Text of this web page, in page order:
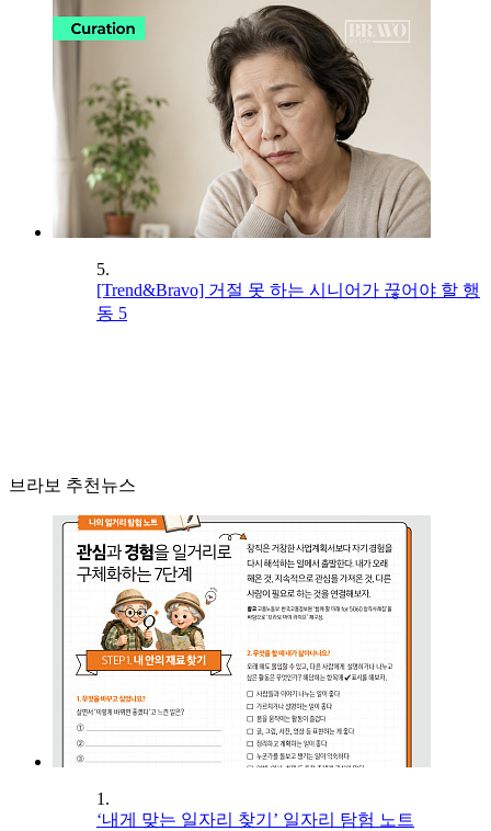
5.
[Trend&Bravo] 거절 못 하는 시니어가 끊어야 할 행
동 5
브라보 추천뉴스
1.
‘내게 맞는 일자리 찾기’ 일자리 탐험 노트